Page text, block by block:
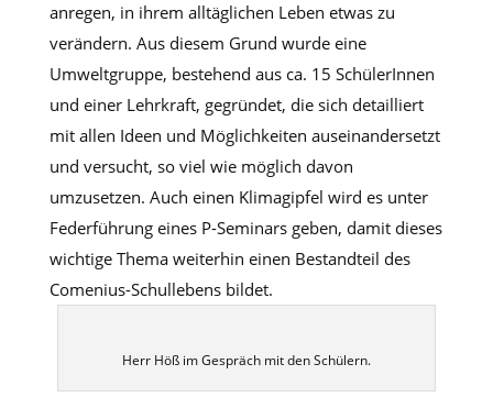
anregen, in ihrem alltäglichen Leben etwas zu
verändern. Aus diesem Grund wurde eine
Umweltgruppe, bestehend aus ca. 15 SchülerInnen
und einer Lehrkraft, gegründet, die sich detailliert
mit allen Ideen und Möglichkeiten auseinandersetzt
und versucht, so viel wie möglich davon
umzusetzen. Auch einen Klimagipfel wird es unter
Federführung eines P-Seminars geben, damit dieses
wichtige Thema weiterhin einen Bestandteil des
Comenius-Schullebens bildet.
Herr Höß im Gespräch mit den Schülern.